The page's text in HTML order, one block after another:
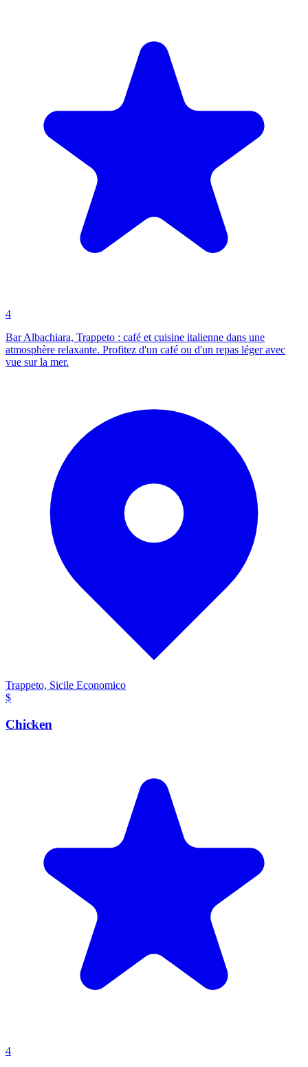
4
Bar Albachiara, Trappeto : café et cuisine italienne dans une
atmosphère relaxante. Profitez d'un café ou d'un repas léger avec
vue sur la mer.
Trappeto, Sicile Economico
$
Chicken
4